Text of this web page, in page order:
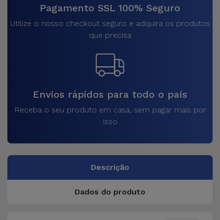
Pagamento SSL 100% Seguro
Utilize o nosso checkout seguro e adquira os produtos
que precisa
Envios rápidos para todo o país
Receba o seu produto em casa, sem pagar mais por
isso
Descrição
Dados do produto